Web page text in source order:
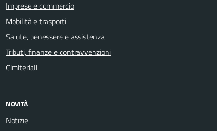
Imprese e commercio
Mobilità e trasporti
Salute, benessere e assistenza
Tributi, finanze e contravvenzioni
Cimiteriali
NOVITÀ
Notizie